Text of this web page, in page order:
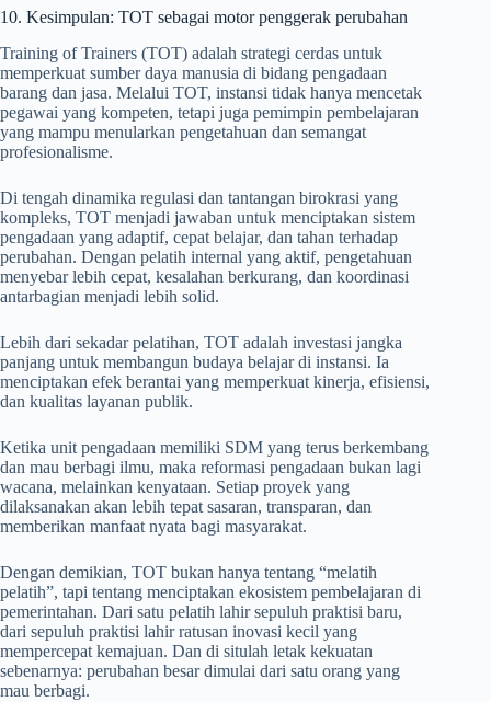
10. Kesimpulan: TOT sebagai motor penggerak perubahan
Training of Trainers (TOT) adalah strategi cerdas untuk
memperkuat sumber daya manusia di bidang pengadaan
barang dan jasa. Melalui TOT, instansi tidak hanya mencetak
pegawai yang kompeten, tetapi juga pemimpin pembelajaran
yang mampu menularkan pengetahuan dan semangat
profesionalisme.
Di tengah dinamika regulasi dan tantangan birokrasi yang
kompleks, TOT menjadi jawaban untuk menciptakan sistem
pengadaan yang adaptif, cepat belajar, dan tahan terhadap
perubahan. Dengan pelatih internal yang aktif, pengetahuan
menyebar lebih cepat, kesalahan berkurang, dan koordinasi
antarbagian menjadi lebih solid.
Lebih dari sekadar pelatihan, TOT adalah investasi jangka
panjang untuk membangun budaya belajar di instansi. Ia
menciptakan efek berantai yang memperkuat kinerja, efisiensi,
dan kualitas layanan publik.
Ketika unit pengadaan memiliki SDM yang terus berkembang
dan mau berbagi ilmu, maka reformasi pengadaan bukan lagi
wacana, melainkan kenyataan. Setiap proyek yang
dilaksanakan akan lebih tepat sasaran, transparan, dan
memberikan manfaat nyata bagi masyarakat.
Dengan demikian, TOT bukan hanya tentang “melatih
pelatih”, tapi tentang menciptakan ekosistem pembelajaran di
pemerintahan. Dari satu pelatih lahir sepuluh praktisi baru,
dari sepuluh praktisi lahir ratusan inovasi kecil yang
mempercepat kemajuan. Dan di situlah letak kekuatan
sebenarnya: perubahan besar dimulai dari satu orang yang
mau berbagi.